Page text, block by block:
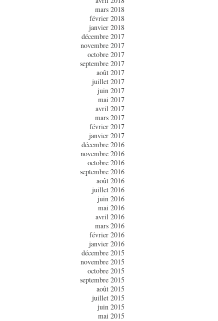
mars 2018
février 2018
janvier 2018
décembre 2017
novembre 2017
octobre 2017
septembre 2017
août 2017
juillet 2017
juin 2017
mai 2017
avril 2017
mars 2017
février 2017
janvier 2017
décembre 2016
novembre 2016
octobre 2016
septembre 2016
août 2016
juillet 2016
juin 2016
mai 2016
avril 2016
mars 2016
février 2016
janvier 2016
décembre 2015
novembre 2015
octobre 2015
septembre 2015
août 2015
juillet 2015
juin 2015
mai 2015